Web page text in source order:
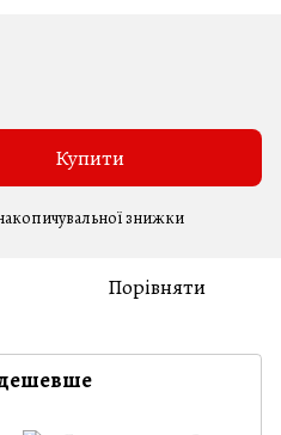
Купити
знижки
Порівняти